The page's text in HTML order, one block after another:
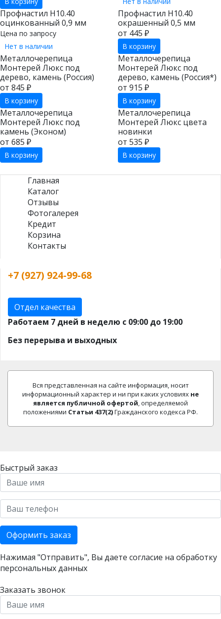
Профнастил Н10.40
оцинкованный 0,9 мм
Цена по запросу
Нет в наличии
Профнастил Н10.40
окрашенный 0,5 мм
от 445 ₽
В корзину
Металлочерепица
Монтерей Люкс под
дерево, камень (Россия)
от 845 ₽
В корзину
Металлочерепица
Монтерей Люкс под
дерево, камень (Россия*)
от 915 ₽
В корзину
Металлочерепица
Монтерей Люкс под
камень (Эконом)
от 685 ₽
В корзину
Металлочерепица
Монтерей Люкс цвета
новинки
от 535 ₽
В корзину
Главная
Каталог
Отзывы
Фотогалерея
Кредит
Корзина
Контакты
+7 (927) 924-99-68
Отдел качества
Работаем 7 дней в неделю с 09:00 до 19:00
Без перерыва и выходных
Вся представленная на сайте информация, носит
информационный характер и ни при каких условиях не
является публичной офертой, определяемой
положениями Статьи 437(2)Гражданского кодекса РФ.
Быстрый заказ
Оформить заказ
Нажимая "Отправить", Вы даете согласие на обработку
персональных данных
Заказать звонок